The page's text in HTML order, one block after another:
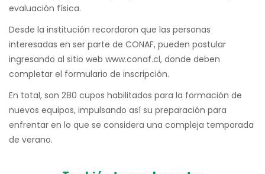
evaluación física.
Desde la institución recordaron que las personas
interesadas en ser parte de CONAF, pueden postular
ingresando al sitio web www.conaf.cl, donde deben
completar el formulario de inscripción.
En total, son 280 cupos habilitados para la formación de
nuevos equipos, impulsando así su preparación para
enfrentar en lo que se considera una compleja temporada
de verano.